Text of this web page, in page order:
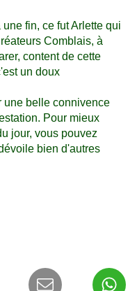
fin, ce fut Arlette qui
Comblais, à
content de cette
un doux
une belle connivence
Pour mieux
jour, vous pouvez
bien d'autres